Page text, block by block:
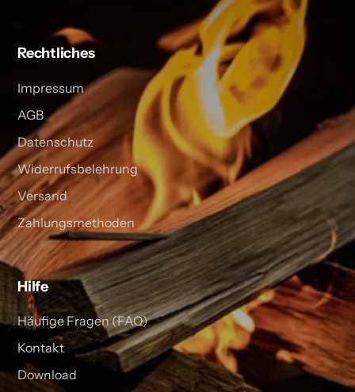
Rechtliches
Impressum
AGB
Datenschutz
Widerrufsbelehrung
Versand
Zahlungsmethoden
Hilfe
Häufige Fragen (FAQ)
Kontakt
Download